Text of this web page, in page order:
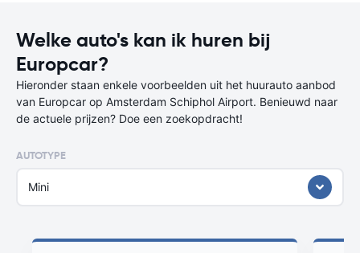
Welke auto's kan ik huren bij
Europcar?
Hieronder staan enkele voorbeelden uit het huurauto aanbod
van Europcar op Amsterdam Schiphol Airport. Benieuwd naar
de actuele prijzen? Doe een zoekopdracht!
AUTOTYPE
Mini